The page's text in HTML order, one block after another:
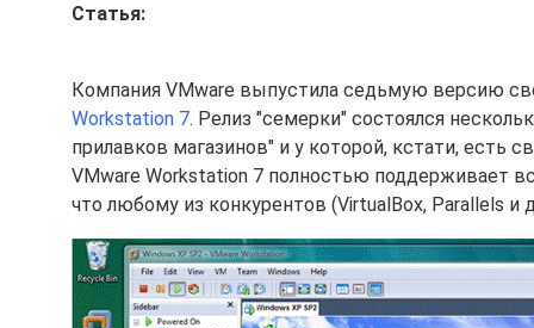
Статья:
Компания VMware выпустила седьмую версию
Workstation 7. Релиз "семерки" состоялся
прилавков магазинов" и у которой, кстати, есть
VMware Workstation 7 полностью поддерживает
что любому из конкурентов (VirtualBox, Parallels и